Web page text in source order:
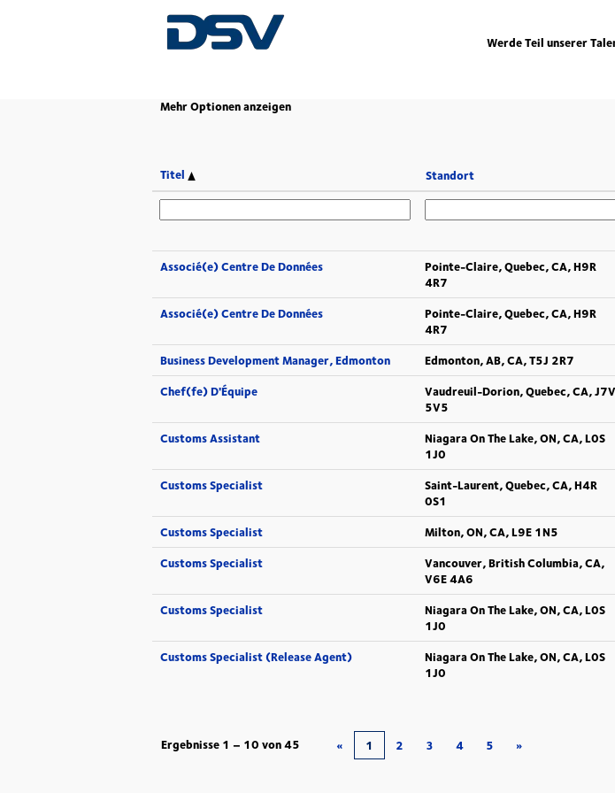
Werde Teil unserer
Startseite |bei DSV(aktuelle
Seite)
Mehr Optionen anzeigen
Titel Standort
Associé(e) Centre De Données
Pointe-Claire, Quebec, CA, H9R
4R7
Associé(e) Centre De Données
Pointe-Claire, Quebec, CA, H9R
4R7
Business Development Manager, Edmonton Edmonton, AB, CA, T5J 2R7
Chef(fe) D'Équipe
Vaudreuil-Dorion, Quebec, CA, J7V
5V5
Customs Assistant
Niagara On The Lake, ON, CA, L0S
1J0
Customs Specialist
Saint-Laurent, Quebec, CA, H4R
0S1
Customs Specialist Milton, ON, CA, L9E 1N5
Customs Specialist
Vancouver, British Columbia, CA,
V6E 4A6
Customs Specialist
Niagara On The Lake, ON, CA, L0S
1J0
Customs Specialist (Release Agent)
Niagara On The Lake, ON, CA, L0S
1J0
Ergebnisse 1 – 10 von45 « 1 2 3 4 5 »